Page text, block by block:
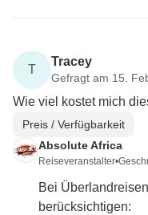
T
Tracey
Gefragt am 15.
Wie viel kostet mich
Preis / Verfügbarkeit
Absolute Africa
Reiseveranstalter•
Bei
berücksichtigen: